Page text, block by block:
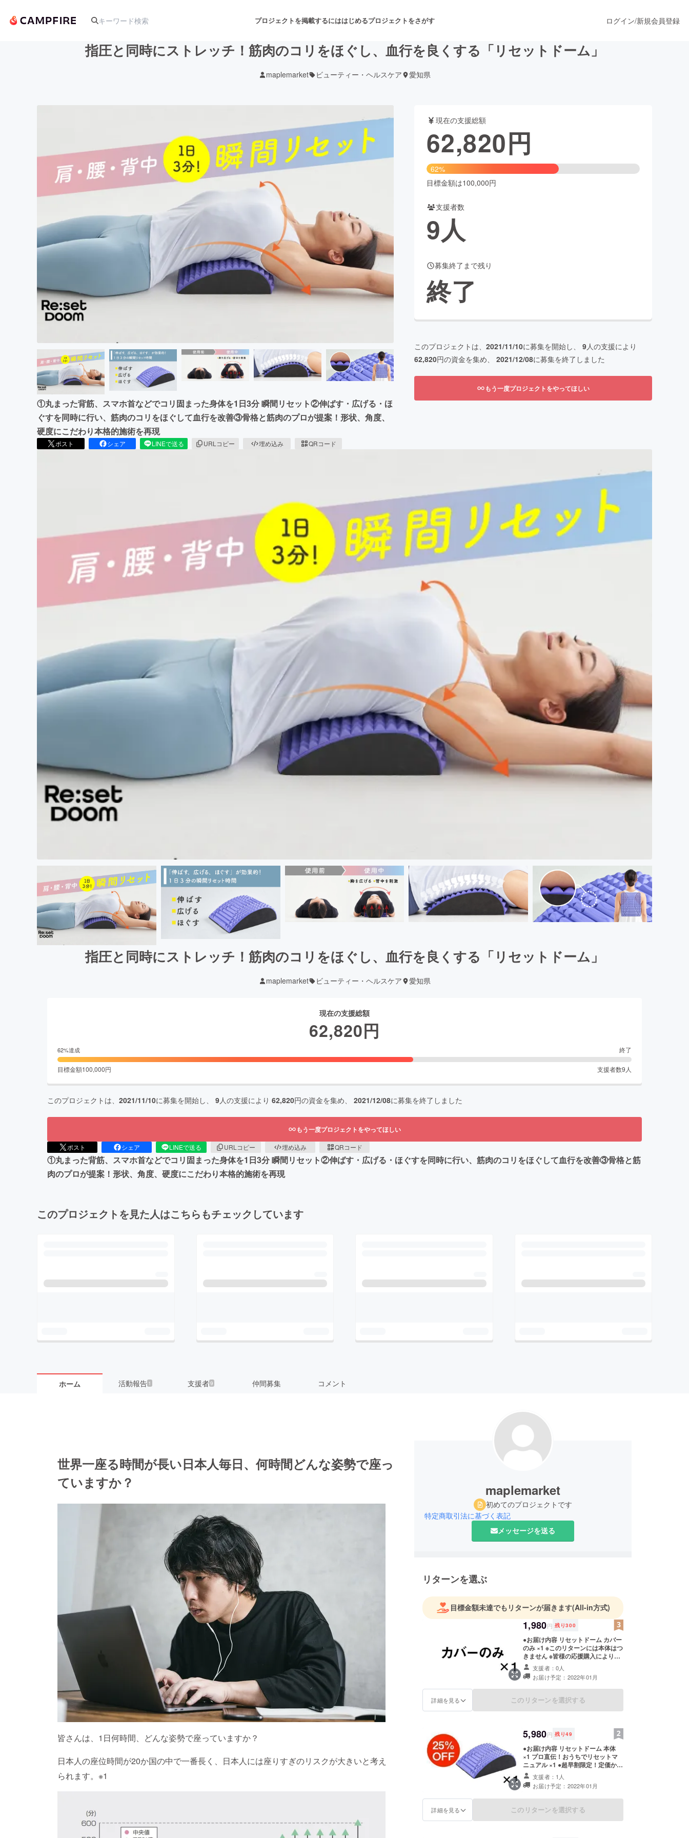
プロジェクトを掲載するにははじめるプロジェクトをさがす
舞台・パフォーマンス
テクノロジー・ガジェット ゲーム・サービス開発 ファッション
書籍・雑誌出版
ビューティー・ヘルスケア
まちづくり・地域活性化
CAMPFIRE for Social GoodCAMPFIRE Creation
CAMPFIREふるさと納税machi-yaコミュニティ
ログイン/新規会員登録
指圧と同時にストレッチ！筋肉のコリをほぐし、血行を良くする「リセットドーム」
maplemarket ビューティー・ヘルスケア 愛知県
①丸まった背筋、スマホ首などでコリ固まった身体を1日3分 瞬間リセット②伸ばす・広げる・ほ
ぐすを同時に行い、筋肉のコリをほぐして血行を改善③骨格と筋肉のプロが提案！形状、角度、
硬度にこだわり本格的施術を再現
ポスト シェア LINEで送る URLコピー 埋め込み QRコード
現在の支援総額
62,820円
62%
目標金額は100,000円
支援者数
9人
募集終了まで残り
終了
このプロジェクトは、 2021/11/10に募集を開始し、 9人の支援により
62,820円の資金を集め、 2021/12/08に募集を終了しました
もう一度プロジェクトをやってほしい
指圧と同時にストレッチ！筋肉のコリをほぐし、血行を良くする「リセットドーム」
maplemarket ビューティー・ヘルスケア 愛知県
現在の支援総額
62,820円
62%達成 終了
目標金額100,000円 支援者数9 人
このプロジェクトは、 2021/11/10に募集を開始し、 9人の支援により 62,820円の資金を集め、 2021/12/08に募集を終了しました
もう一度プロジェクトをやってほしい
ポスト シェア LINEで送る URLコピー 埋め込み QRコード
①丸まった背筋、スマホ首などでコリ固まった身体を1日3分 瞬間リセット②伸ばす・広げる・ほぐすを同時に行い、筋肉のコリをほぐして血行を改善③骨格と筋
肉のプロが提案！形状、角度、硬度にこだわり本格的施術を再現
このプロジェクトを見た人はこちらもチェックしています
ホーム 活動報告 1 支援者9 仲間募集 コメント
世界一座る時間が長い日本人毎日、何時間どんな姿勢で座っ
ていますか？
皆さんは、1日何時間、どんな姿勢で座っていますか？
日本人の座位時間が20か国の中で一番長く、日本人には座りすぎのリスクが大きいと考え
られます。※1
maplemarket
初めてのプロジェクトです
特定商取引法に基づく表記
メッセージを送る
リターンを選ぶ
目標金額未達でもリターンが届きます(All-in方式)
1,980円 残り300
●お届け内容 リセットドーム カバー
のみ ×1 ※このリターンには本体はつ
きません ※皆様の応援購入により量
産効率が向上した場合、正規販売価
格が販売予定価格より下がる可能性
もございます。 ※デザイン・仕様は
変更になる可能性もございます。ご
了承ください。 ※ご注文状況、使用
部材の供給状況、製造工程上の都合
等により出荷時期が遅れる場合があ
支援者：0人
お届け予定：2022年01月
詳細を見る このリターンを選択する
5,980円 残り49
●お届け内容 リセットドーム 本体
×1 プロ直伝！おうちでリセットマ
ニュアル ×1 ●超早割限定！定価から
25%OFF 定価7,980円（税込）→
5,980 円(税込) ※キャンプファイヤー
販売価格は送料込み ※皆様の応援購
入により量産効率が向上した場合、
正規販売価格が販売予定価格より下
がる可能性もございます。 ※デザイ
ン・仕様は変更になる可能性もござ
支援者：1人
お届け予定：2022年01月
詳細を見る このリターンを選択する